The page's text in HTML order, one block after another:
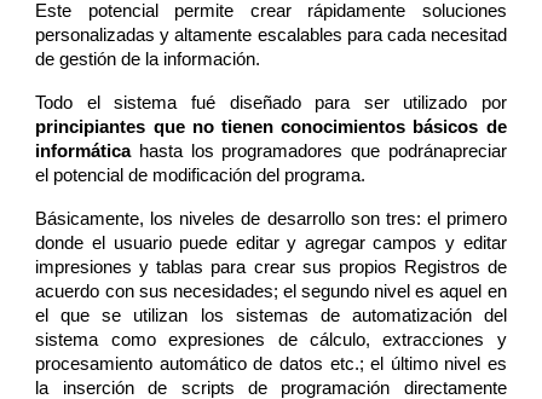
Este potencial permite crear rápidamente soluciones
personalizadas y altamente escalables para cada necesitad
de gestión de la información.
Todo el sistema fué diseñado para ser utilizado por
principiantes que no tienen conocimientos básicos de
informáticahasta los programadores que podránapreciar
el potencial de modificación del programa.
Básicamente, los niveles de desarrollo son tres: el primero
donde el usuario puede editar y agregar campos y editar
impresiones y tablas para crear sus propios Registros de
acuerdo con sus necesidades; el segundo nivel es aquel en
el que se utilizan los sistemas de automatización del
sistema como expresiones de cálculo, extracciones y
procesamiento automático de datos etc.; el último nivel es
la inserción de scripts de programación directamente